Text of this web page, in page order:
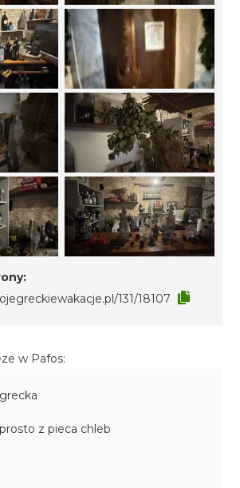
131/18107
w Pafos:
z pieca chleb